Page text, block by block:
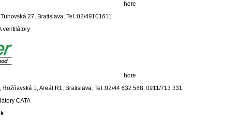
hore
Tuhovská 27, Bratislava, Tel.:02/49101611
ventilátory
hore
, Rožňavská 1, Areál R1, Bratislava, Tel.:02/44 632 588, 0911/713 331
CATA